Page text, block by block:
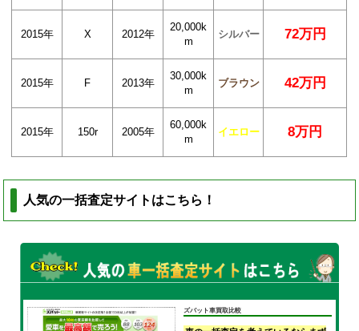
2015年 X 2012年
20,000k
m
シルバー 72万円
2015年 F 2013年
30,000k
m
ブラウン 42万円
2015年 150r 2005年
60,000k
m
イエロー 8万円
人気の一括査定サイトはこちら！
ズバット車買取比較